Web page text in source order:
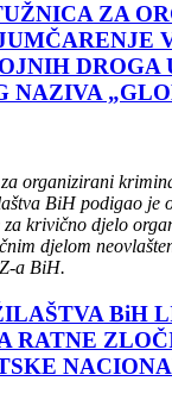
ZA
DROGA
NAZIVA
organizirani
BiH podigao je
za krivično djelo
djelom
a BiH.
BiH
RATNE